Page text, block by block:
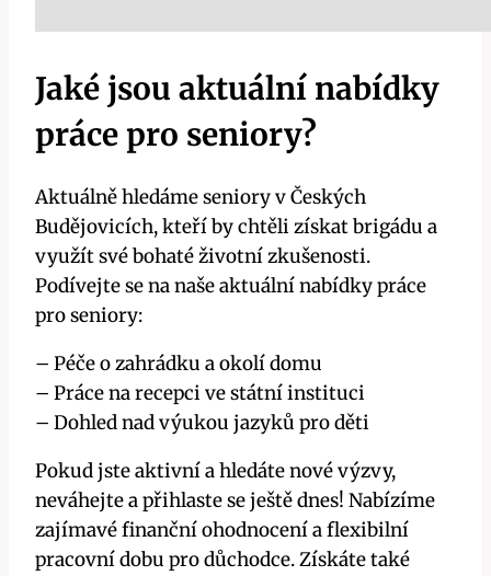
Jaké jsou aktuální nabídky
práce pro seniory?
Aktuálně hledáme seniory v Českých
Budějovicích, kteří by chtěli získat brigádu a
využít své bohaté životní zkušenosti.
Podívejte se na naše aktuální nabídky práce
pro seniory:
– Péče o zahrádku a okolí domu
– Práce na recepci ve státní instituci
– Dohled nad výukou jazyků pro děti
Pokud jste aktivní a hledáte nové výzvy,
neváhejte a přihlaste se ještě dnes! Nabízíme
zajímavé finanční ohodnocení a flexibilní
pracovní dobu pro důchodce. Získáte také